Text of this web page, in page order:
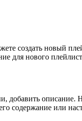
создать новый
для нового
добавить описание.
содержание или